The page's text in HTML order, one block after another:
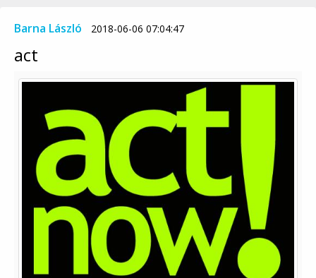
Barna László 2018-06-06 07:04:47
act